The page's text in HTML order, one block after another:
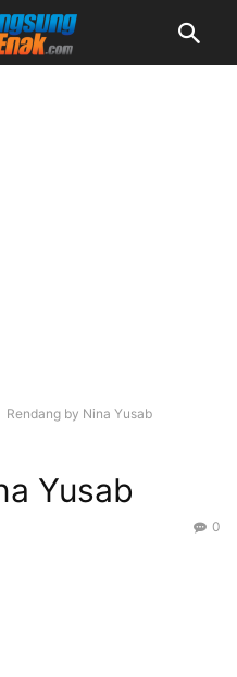
Rendang by Nina Yusab
Yusab
0